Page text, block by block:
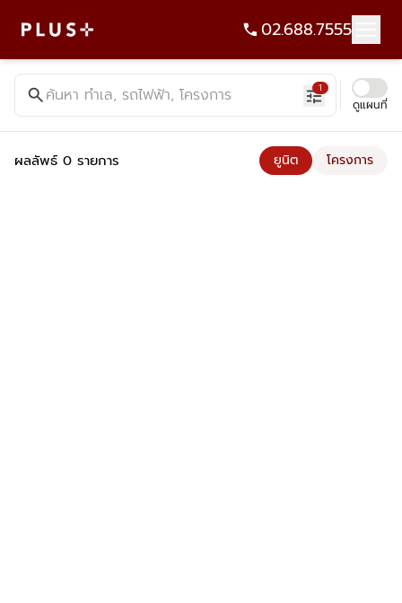
02.688.7555
ค้นหาคอนโด บ้าน ที่ดิน อาคารสำนักงาน ทั้งขายและเช่า - Plus
searchค้นหา ทำเล, รถไฟฟ้า, โครงการ tune
1
ดูแผนที่
ผลลัพธ์ 0 รายการ ยูนิต โครงการ